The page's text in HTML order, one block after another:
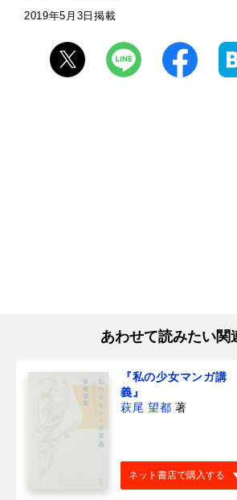
2019年5月3日掲載
あわせて読みたい関
『私の少女マンガ講
義』
萩尾 望都 著
ネット書店で購入する